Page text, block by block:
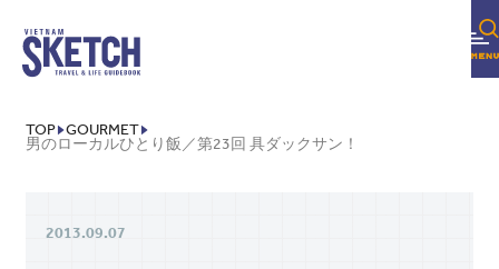
TOP GOURMET
男のローカルひとり飯／第23回 具ダックサン！
2013.09.07